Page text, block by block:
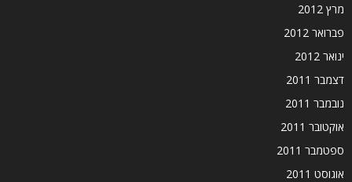
מרץ 2012
פברואר 2012
ינואר 2012
דצמבר 2011
נובמבר 2011
אוקטובר 2011
ספטמבר 2011
אוגוסט 2011